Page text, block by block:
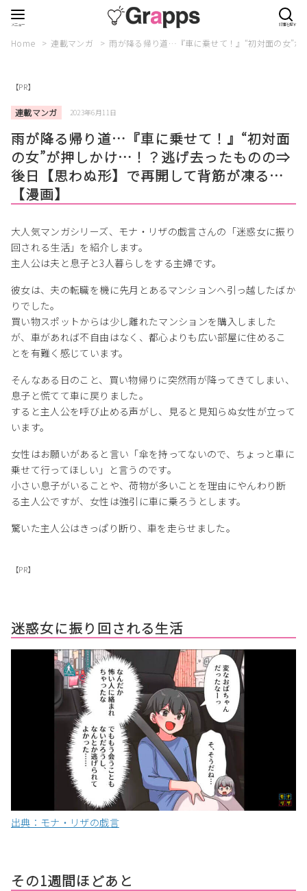
Home 連載マンガ 雨が降る帰り道…『車に乗せて！』“初対面の女”
【PR】
連載マンガ 2023年6月11日
雨が降る帰り道…『車に乗せて！』“初対面
の女”が押しかけ…！？逃げ去ったものの⇒
後日【思わぬ形】で再開して背筋が凍る…
【漫画】
大人気マンガシリーズ、モナ・リザの戯言さんの「迷惑女に振り
回される生活」を紹介します。
主人公は夫と息子と3人暮らしをする主婦です。
彼女は、夫の転職を機に先月とあるマンションへ引っ越したばか
りでした。
買い物スポットからは少し離れたマンションを購入しました
が、車があれば不自由はなく、都心よりも広い部屋に住めるこ
とを有難く感じています。
そんなある日のこと、買い物帰りに突然雨が降ってきてしまい、
息子と慌てて車に戻りました。
すると主人公を呼び止める声がし、見ると見知らぬ女性が立って
います。
女性はお願いがあると言い「傘を持ってないので、ちょっと車に
乗せて行ってほしい」と言うのです。
小さい息子がいることや、荷物が多いことを理由にやんわり断
る主人公ですが、女性は強引に車に乗ろうとします。
驚いた主人公はきっぱり断り、車を走らせました。
【PR】
迷惑女に振り回される生活
出典：モナ・リザの戯言
その1週間ほどあと